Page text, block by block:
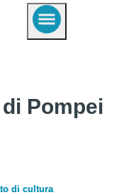
Pompei
di cultura